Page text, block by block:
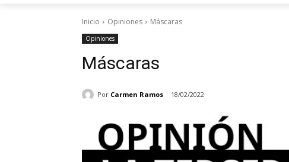
Inicio Opiniones Máscaras
Opiniones
Máscaras
Por Carmen Ramos 18/02/2022